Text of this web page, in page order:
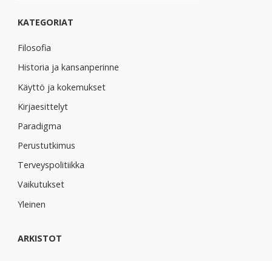
Euroopassa"
KATEGORIAT
Filosofia
Historia ja kansanperinne
Käyttö ja kokemukset
Kirjaesittelyt
Paradigma
Perustutkimus
Terveyspolitiikka
Vaikutukset
Yleinen
ARKISTOT